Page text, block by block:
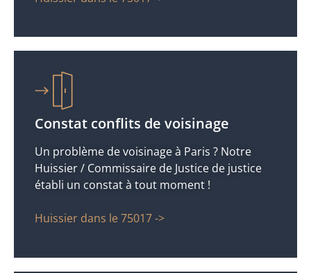
Constat conflits de voisinage
Un problème de voisinage à Paris ? Notre
Huissier / Commissaire de Justice de justice
établi un constat à tout moment !
Huissier dans le 75017 ->